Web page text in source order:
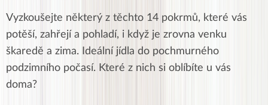
Vyzkoušejte některý z těchto 14 pokrmů, které vás
potěší, zahřejí a pohladí, i když je zrovna venku
škaredě a zima. Ideální jídla do pochmurného
podzimního počasí. Které z nich si oblíbíte u vás
doma?